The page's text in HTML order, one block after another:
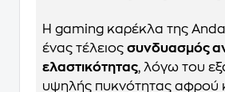
Η gaming καρέκλα της Anda
ένας τέλειος συνδυασμός
ελαστικότητας, λόγω του
υψηλής πυκνότητας αφρού